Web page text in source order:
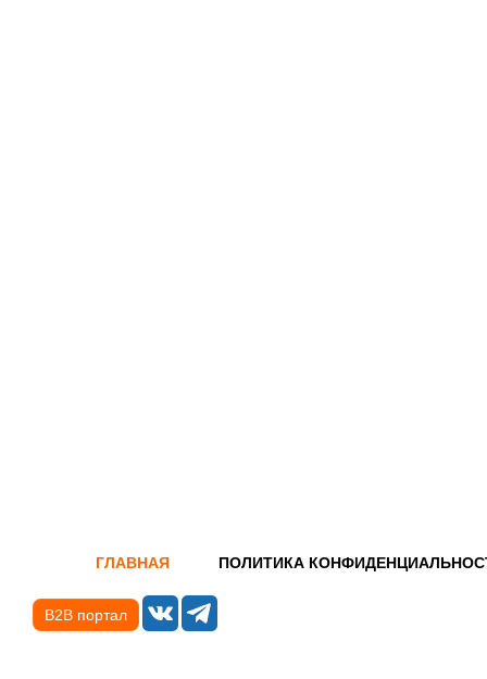
ГЛАВНАЯ ПОЛИТИКА
B2B портал